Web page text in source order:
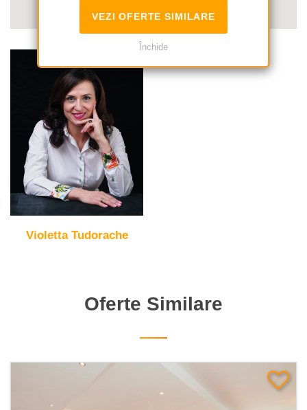
VEZI OFERTE SIMILARE
Închide
Violetta Tudorache
Oferte Similare